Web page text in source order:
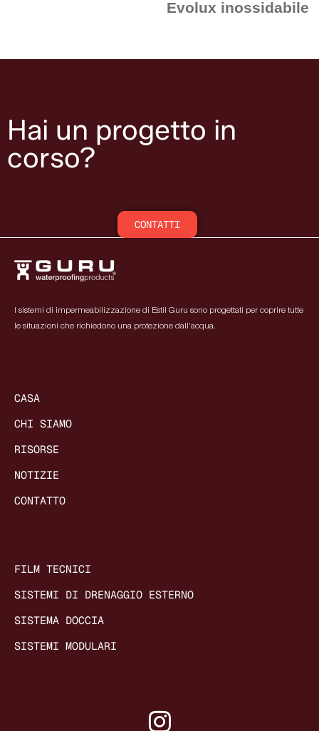
Evolux inossidabile
Hai un progetto in
corso?
CONTATTI
I sistemi di impermeabilizzazione di Estil Guru sono progettati per coprire tutte
le situazioni che richiedono una protezione dall’acqua.
CASA
CHI SIAMO
RISORSE
NOTIZIE
CONTATTO
FILM TECNICI
SISTEMI DI DRENAGGIO ESTERNO
SISTEMA DOCCIA
SISTEMI MODULARI